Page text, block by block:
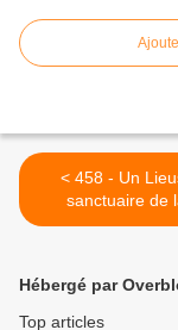
< 458 - Un Lieusaint,
sanctuaire de
sauvage à
Hébergé par
Top articles